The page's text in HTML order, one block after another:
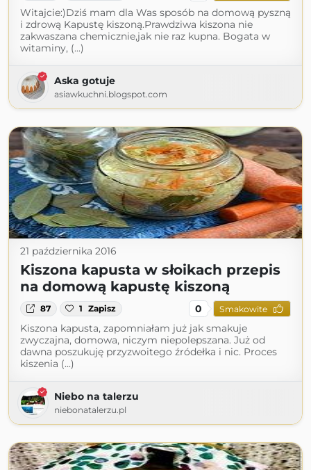
Witajcie:)Dziś mam dla Was sposób na domową pyszną
i zdrową Kapustę kiszoną.Prawdziwa kiszona nie
zakwaszana chemicznie,jak nie raz kupna. Bogata w
witaminy, (...)
Aska gotuje
asiawkuchni.blogspot.com
21 października 2016
Kiszona kapusta w słoikach przepis
na domową kapustę kiszoną
87 1 Zapisz 0 Smakowite
Kiszona kapusta, zapomniałam już jak smakuje
zwyczajna, domowa, niczym niepolepszana. Już od
dawna poszukuję przyzwoitego źródełka i nic. Proces
kiszenia (...)
Niebo na talerzu
niebonatalerzu.pl